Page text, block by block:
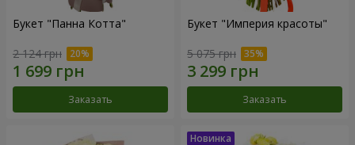
Букет "Панна Котта"
2 124 грн
Заказать
Букет "Империя красоты"
5 075 грн
Заказать